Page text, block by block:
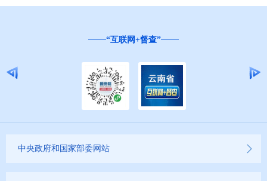
“互联网+督查”
中央政府和国家部委网站